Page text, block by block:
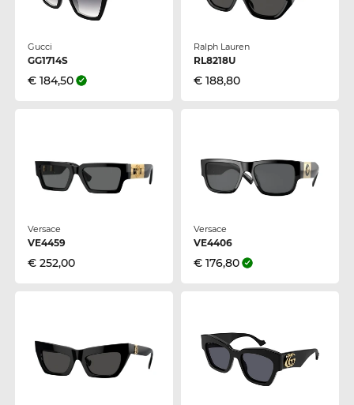
Gucci
GG1714S
€ 184,50
Ralph Lauren
RL8218U
€ 188,80
Versace
VE4459
€ 252,00
Versace
VE4406
€ 176,80